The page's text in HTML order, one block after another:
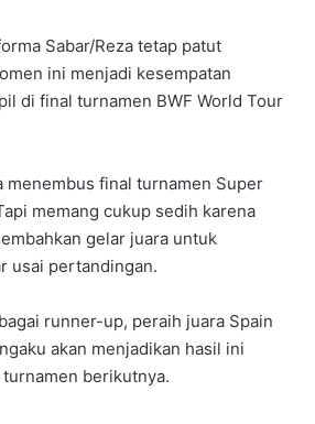
Sabar/Reza tetap patut
ini menjadi kesempatan
di final turnamen BWF World Tour
menembus final turnamen Super
memang cukup sedih karena
gelar juara untuk
usai pertandingan.
runner-up, peraih juara Spain
akan menjadikan hasil ini
berikutnya.